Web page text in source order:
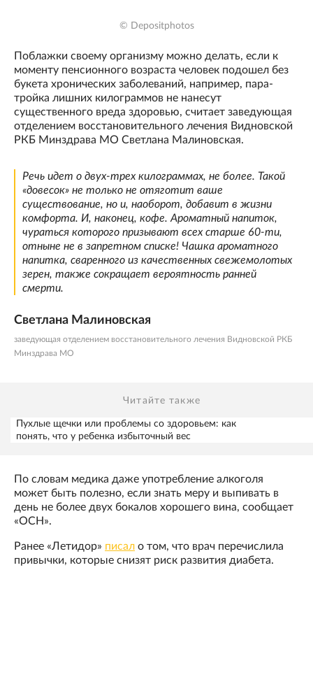
© Depositphotos
Поблажки своему организму можно делать, если к
моменту пенсионного возраста человек подошел без
букета хронических заболеваний, например, пара-
тройка лишних килограммов не нанесут
существенного вреда здоровью, считает заведующая
отделением восстановительного лечения Видновской
РКБ Минздрава МО Светлана Малиновская.
Речь идет о двух-трех килограммах, не более. Такой
«довесок» не только не отяготит ваше
существование, но и, наоборот, добавит в жизни
комфорта. И, наконец, кофе. Ароматный напиток,
чураться которого призывают всех старше 60-ти,
отныне не в запретном списке! Чашка ароматного
напитка, сваренного из качественных свежемолотых
зерен, также сокращает вероятность ранней
смерти.
Светлана Малиновская
заведующая отделением восстановительного лечения Видновской РКБ
Минздрава МО
Читайте также
Пухлые щечки или проблемы со здоровьем: как
понять, что у ребенка избыточный вес
По словам медика даже употребление алкоголя
может быть полезно, если знать меру и выпивать в
день не более двух бокалов хорошего вина, сообщает
«ОСН».
Ранее «Летидор» писал о том, что врач перечислила
привычки, которые снизят риск развития диабета.